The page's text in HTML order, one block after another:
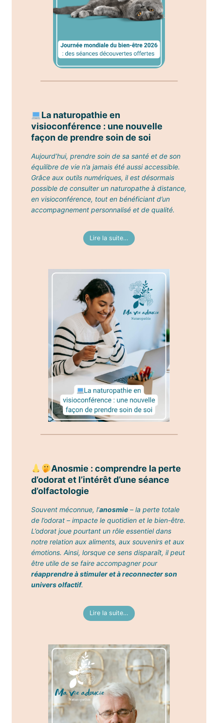
​La naturopathie en
visioconférence : une nouvelle
façon de prendre soin de soi
Aujourd’hui, prendre soin de sa santé et de son
équilibre de vie n’a jamais été aussi accessible.
Grâce aux outils numériques, il est désormais
possible de consulter un naturopathe à distance,
en visioconférence, tout en bénéficiant d’un
accompagnement personnalisé et de qualité.
Lire la suite…
Anosmie : comprendre la perte
d’odorat et l’intérêt d’une séance
d’olfactologie
Souvent méconnue, l’anosmie – la perte totale
de l’odorat – impacte le quotidien et le bien-être.
L’odorat joue pourtant un rôle essentiel dans
notre relation aux aliments, aux souvenirs et aux
émotions. Ainsi, lorsque ce sens disparaît, il peut
être utile de se faire accompagner pour
réapprendre à stimuler et à reconnecter son
univers olfactif.
Lire la suite…